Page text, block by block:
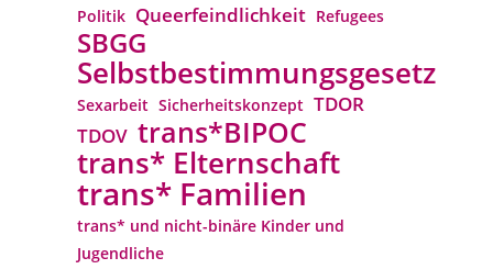
Politik Queerfeindlichkeit Refugees
SBGG
Selbstbestimmungsgesetz
Sexarbeit Sicherheitskonzept TDOR
TDOV trans*BIPOC
trans* Elternschaft
trans* Familien
trans* und nicht-binäre Kinder und
Jugendliche